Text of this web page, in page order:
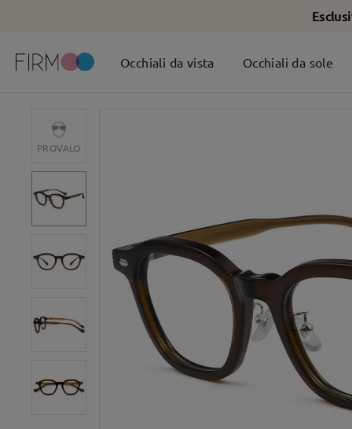
Occhiali da vista Occhiali da sole
PROVALO